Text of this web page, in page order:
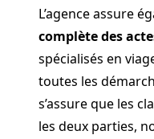
L’agence assure
complète des
spécialisés en
toutes les
s’assure que les
les deux parties,